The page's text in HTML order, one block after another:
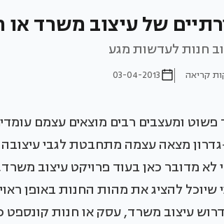
של עיצוב משרד או
חנות לעדשות מגע
03-04-2013
פשוט ומעצבים רבים מוצאים עצמם
גדרון מצאה עצמה מתחבטת לגבי
מדובר כאן בעוד פרויקט עיצוב
שיוכל להציג את מהות החנות באופן
דרוש עיצוב משרד, עסק או חנות קונספט